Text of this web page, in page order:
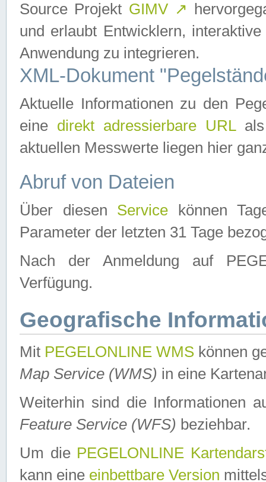
Source Projekt GIMV ↗
und erlaubt Entwicklern,
Anwendung zu integrieren.
XML-Dokument
Aktuelle Informationen zu den
eine direkt adressierbare URLals
aktuellen Messwerte liegen hier
Abruf von Dateien
Über diesen Service können
Parameter der letzten 31 Tage
Nach der Anmeldung auf
Verfügung.
Geografische
Mit PEGELONLINE WMS können
Map Service (WMS) in eine
Weiterhin sind die Informationen
Feature Service (WFS) beziehbar.
Um die PEGELONLINE
kann eine einbettbare Version